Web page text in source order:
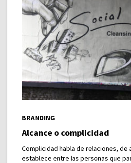
BRANDING
Alcance o complicidad
Complicidad habla de relaciones, de
establece entre las personas que